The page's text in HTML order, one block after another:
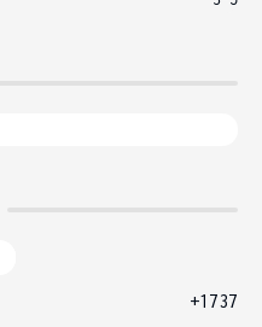
+1737